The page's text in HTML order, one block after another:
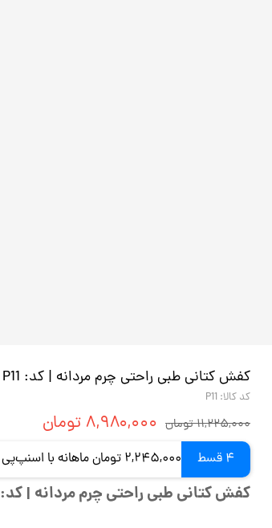
کفش کتانی طبی راحتی چرم مردانه | کد: P11 | چرم میخچی
کد کالا: P11
۱۱,۲۲۵,۰۰۰ تومان ۸,۹۸۰,۰۰۰ تومان
4 قسط 2,245,000 تومان ماهانه با اسنپ‌پی (بدون کارمزد)
کفش کتانی طبی راحتی چرم مردانه | کد: P11 | چرم میخچی